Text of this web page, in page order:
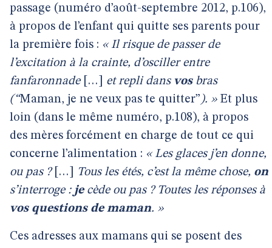
passage (numéro d’août-septembre 2012, p.106),
à propos de l’enfant qui quitte ses parents pour
la première fois : « Il risque de passer de
l’excitation à la crainte, d’osciller entre
fanfaronnade
[…] et repli dans vosbras
(“Maman, je ne veux pas te quitter” ). » Et plus
loin (dans le même numéro, p.108), à propos
des mères forcément en charge de tout ce qui
concerne l’alimentation : « Les glaces j’en donne,
ou pas ? […] Tous les étés, c’est la même chose, on
s’interroge : jecède ou pas ? Toutes les réponses à
vos questions de maman. »
Ces adresses aux mamans qui se posent des